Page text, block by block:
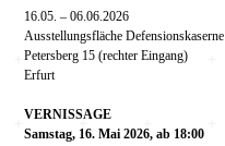
16.05. – 06.06.2026
Ausstellungsfläche Defensionskaserne
Petersberg 15 (rechter Eingang)
Erfurt
VERNISSAGE
Samstag, 16. Mai 2026,ab 18:00